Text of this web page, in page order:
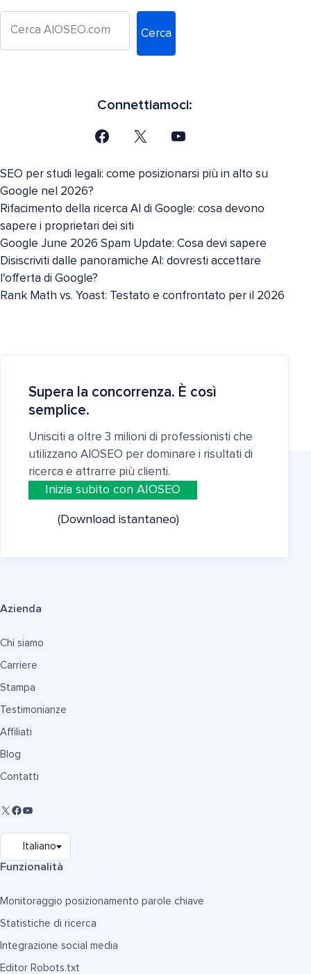
Cerca
Connettiamoci:
SEO per studi legali: come posizionarsi più in alto su
Google nel 2026?
Rifacimento della ricerca AI di Google: cosa devono
sapere i proprietari dei siti
Google June 2026 Spam Update: Cosa devi sapere
Disiscriviti dalle panoramiche AI: dovresti accettare
l'offerta di Google?
Rank Math vs. Yoast: Testato e confrontato per il 2026
Supera la concorrenza. È così
semplice.
Unisciti a oltre 3 milioni di professionisti che
utilizzano AIOSEO per dominare i risultati di
ricerca e attrarre più clienti.
Inizia subito con AIOSEO
(Download istantaneo)
Azienda
Chi siamo
Carriere
Stampa
Testimonianze
Affiliati
Blog
Contatti
Funzionalità
Monitoraggio posizionamento parole chiave
Statistiche di ricerca
Integrazione social media
Editor Robots.txt